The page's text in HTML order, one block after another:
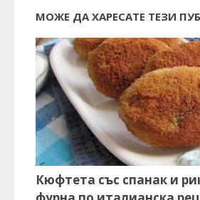
МОЖЕ ДА ХАРЕСАТЕ ТЕЗИ
Кюфтета със спанак и